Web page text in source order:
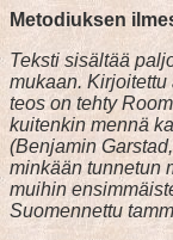
Metodiuksen
Teksti sisältää
mukaan.
teos on tehty
kuitenkin mennä
(Benjamin
minkään tunnetun
muihin
Suomennettu